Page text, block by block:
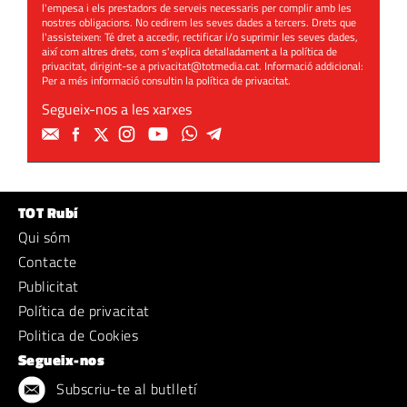
l'empesa i els prestadors de serveis necessaris per complir amb les
nostres obligacions. No cedirem les seves dades a tercers. Drets que
l'assisteixen: Té dret a accedir, rectificar i/o suprimir les seves dades,
així com altres drets, com s'explica detalladament a la política de
privacitat, dirigint-se aprivacitat@totmedia.cat. Informació addicional:
Per a més informació consultin lapolítica de privacitat.
Segueix-nos a les xarxes
TOT Rubí
Qui sóm
Contacte
Publicitat
Política de privacitat
Politica de Cookies
Segueix-nos
Subscriu-te al butlletí